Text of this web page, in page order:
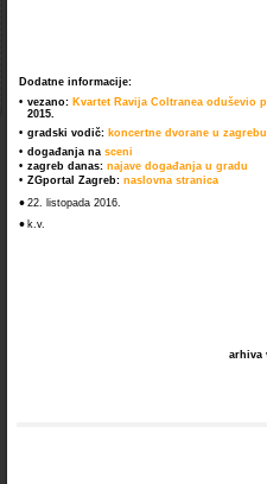
Dodatne informacije:
• vezano: Kvartet Ravija Coltranea
2015.
• gradski vodič: koncertne dvorane u zagrebu
• događanja na sceni
• zagreb danas: najave događanja u gradu
• ZGportal Zagreb: naslovna stranica
• 22. listopada 2016.
• k.v.
arhiva